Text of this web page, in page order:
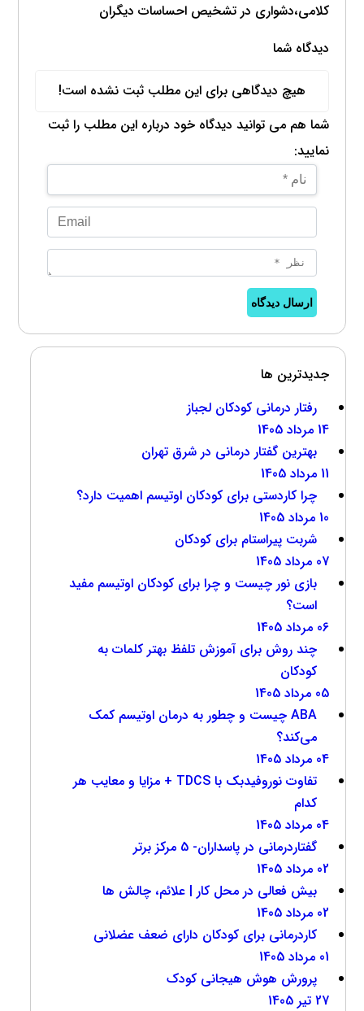
کلامی،دشواری در تشخیص احساسات دیگران
دیدگاه شما
هیچ دیدگاهی برای این مطلب ثبت نشده است!
شما هم می توانید دیدگاه خود درباره این مطلب را ثبت
نمایید:
ارسال دیدگاه
جدیدترین ها
رفتار درمانی کودکان لجباز
14 مرداد 1405
بهترین گفتار درمانی در شرق تهران
11 مرداد 1405
چرا کاردستی برای کودکان اوتیسم اهمیت دارد؟
10 مرداد 1405
شربت پیراستام برای کودکان
07 مرداد 1405
بازی نور چیست و چرا برای کودکان اوتیسم مفید
است؟
06 مرداد 1405
چند روش برای آموزش تلفظ بهتر کلمات به
کودکان
05 مرداد 1405
ABA چیست و چطور به درمان اوتیسم کمک
می‌کند؟
04 مرداد 1405
تفاوت نوروفیدبک با TDCS + مزایا و معایب هر
کدام
04 مرداد 1405
گفتاردرمانی در پاسداران- 5 مرکز برتر
02 مرداد 1405
بیش فعالی در محل کار | علائم، چالش ها
02 مرداد 1405
کاردرمانی برای کودکان دارای ضعف عضلانی
01 مرداد 1405
پرورش هوش هیجانی کودک
27 تیر 1405